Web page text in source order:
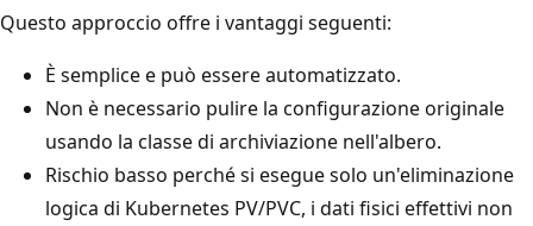
Questo approccio offre i vantaggi seguenti:
È semplice e può essere automatizzato.
Non è necessario pulire la configurazione originale
usando la classe di archiviazione nell'albero.
Rischio basso perché si esegue solo un'eliminazione
logica di Kubernetes PV/PVC, i dati fisici effettivi non